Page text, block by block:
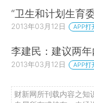
“卫生和计划生育
2013年03月12日 APP打
李建民：建议两
2013年03月12日 APP打
财新网所刊载内容之知